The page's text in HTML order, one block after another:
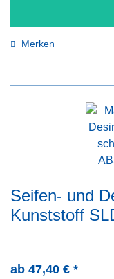
Merken
Seifen- und
Kunststoff
ab 47,40 € *